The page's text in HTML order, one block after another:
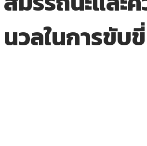
นวลในการขับขี่